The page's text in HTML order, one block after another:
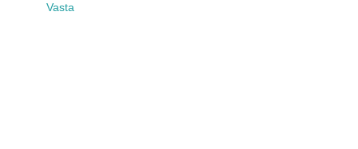
Vasta